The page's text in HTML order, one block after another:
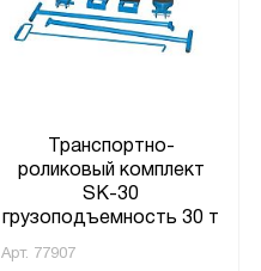
Транспортно-
роликовый комплект
SK-30
грузоподъемность 30 т
Арт. 77907